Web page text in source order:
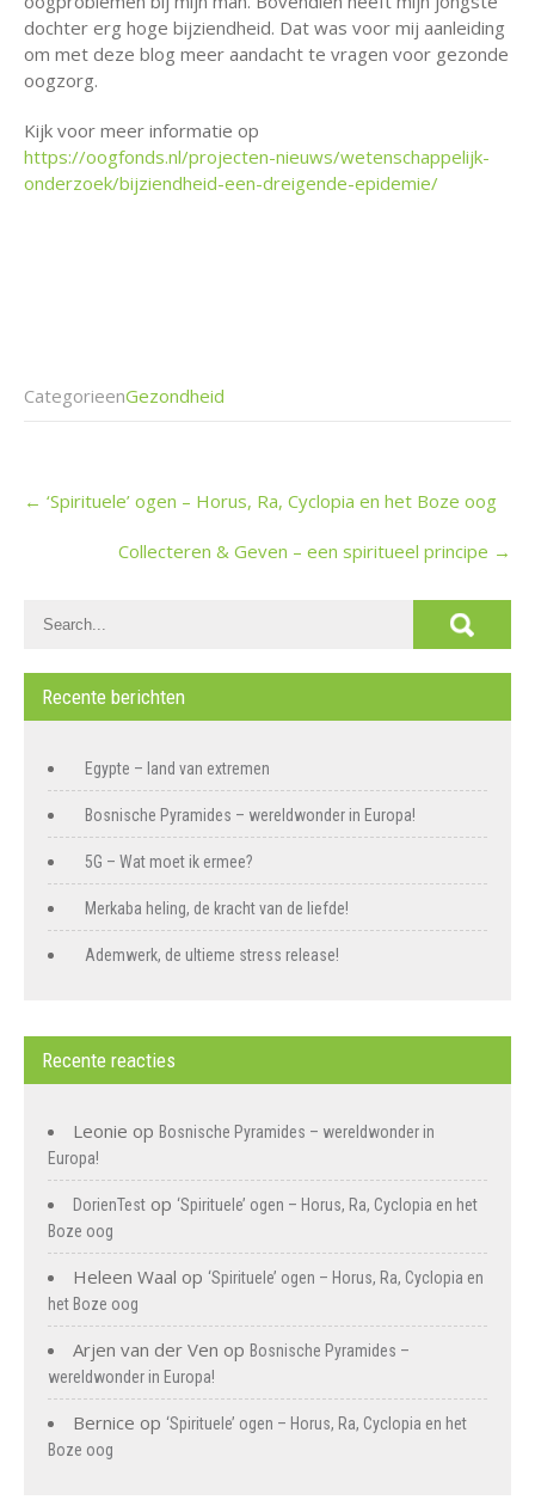
dochter erg hoge bijziendheid. Dat was voor mij aanleiding
om met deze blog meer aandacht te vragen voor gezonde
oogzorg.
Kijk voor meer informatie op
https://oogfonds.nl/projecten-nieuws/wetenschappelijk-
onderzoek/bijziendheid-een-dreigende-epidemie/
CategorieenGezondheid
navigation
← ‘Spirituele’ ogen – Horus, Ra, Cyclopia en het Boze oog
Collecteren & Geven – een spiritueel principe →
Recente berichten
Egypte – land van extremen
Bosnische Pyramides – wereldwonder in Europa!
5G – Wat moet ik ermee?
Merkaba heling, de kracht van de liefde!
Ademwerk, de ultieme stress release!
Recente reacties
Leonie op Bosnische Pyramides – wereldwonder in
Europa!
DorienTest op ‘Spirituele’ ogen – Horus, Ra, Cyclopia en het
Boze oog
Heleen Waal op ‘Spirituele’ ogen – Horus, Ra, Cyclopia en
het Boze oog
Arjen van der Ven op Bosnische Pyramides –
wereldwonder in Europa!
Bernice op ‘Spirituele’ ogen – Horus, Ra, Cyclopia en het
Boze oog